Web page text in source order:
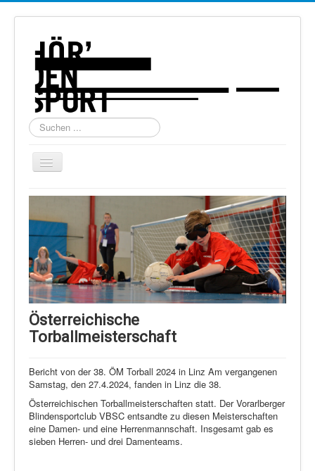
Suchen
...
Navigation
Home
Über uns
Torball
Schießen
Schi Alpin
Schi Nordisch
Laufen
Datenschutz
Österreichische
Torballmeisterschaft
Bericht von der 38. ÖM Torball 2024 in Linz Am vergangenen
Samstag, den 27.4.2024, fanden in Linz die 38.
Österreichischen Torballmeisterschaften statt. Der Vorarlberger
Blindensportclub VBSC entsandte zu diesen Meisterschaften
eine Damen- und eine Herrenmannschaft. Insgesamt gab es
sieben Herren- und drei Damenteams.